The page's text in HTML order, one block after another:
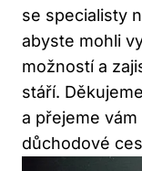
se specialisty
abyste mohli
možností a
stáří.
a přejeme
důchodové